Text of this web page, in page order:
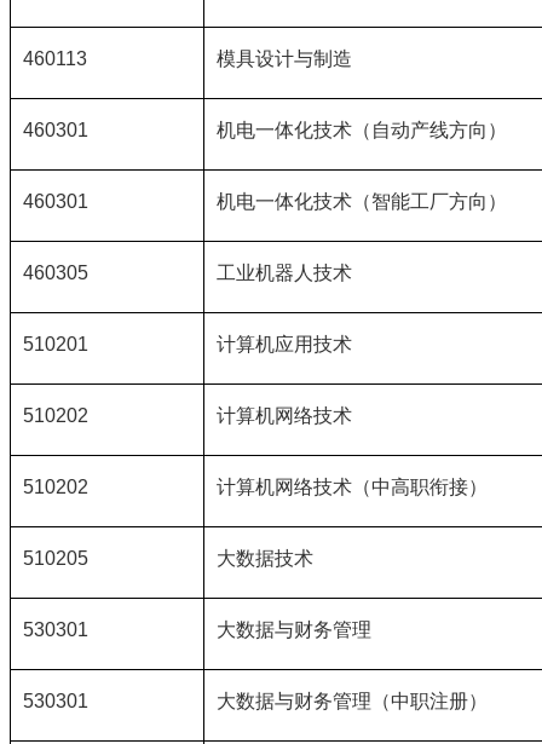
460113 模具设计与制造
460301 机电一体化技术（自动产线方向）
460301 机电一体化技术（智能工厂方向）
460305 工业机器人技术
510201 计算机应用技术
510202 计算机网络技术
510202 计算机网络技术（中高职衔接）
510205 大数据技术
530301 大数据与财务管理
530301 大数据与财务管理（中职注册）